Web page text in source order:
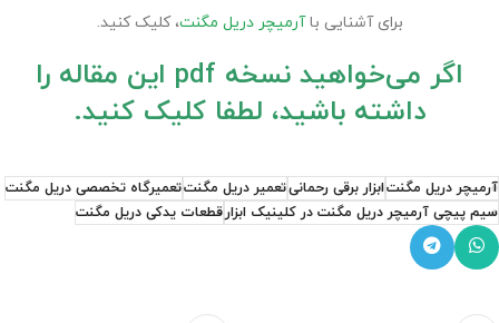
برای آشنایی باآرمیچر دریل مگنت، کلیک کنید.
اگر می‌خواهید نسخه pdf این مقاله را
داشته باشید، لطفا کلیک کنید.
آرمیچر دریل مگنتابزار برقی رحمانیتعمیر دریل مگنتتعمیرگاه تخصصی دریل مگنت
سیم پیچی آرمیچر دریل مگنت در کلینیک ابزار قطعات یدکی دریل مگنت